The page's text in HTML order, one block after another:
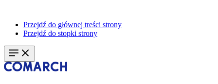
Przejdź do głównej treści strony
Przejdź do stopki strony